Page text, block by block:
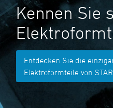
Kennen Sie
Entdecken Sie die
Elektroformteile von